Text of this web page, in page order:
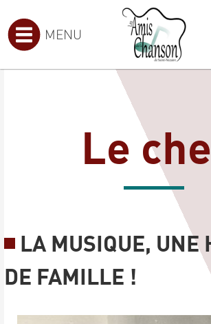
MENU
Le
LA MUSIQUE, UNE
DE FAMILLE !